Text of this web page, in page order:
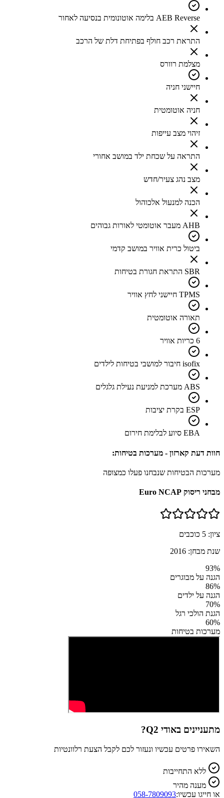
AEB Reverse בלימה אוטונומית בנסיעה לאחור
התראת רכב חולף בפתיחת דלת של הרכב
מצלמת רוורס
חיישני חניה
חניה אוטומטית
זיהוי מצב עייפות
התראה על שכחת ילד במושב אחורי
מצב נהג צעיר/חדש
הכנה למנעול אלכוהול
AHB מעבר אוטומטי לאורות גבוהים
ביטול כרית אוויר במושב קדמי
SBR התראת חגורת בטיחות
TPMS חיישני לחץ אוויר
תאורה אוטומטית
6 כריות אוויר
isofix חיבור למושבי בטיחות לילדים
ABS מערכת למניעת נעילת גלגלים
ESP בקרת יציבות
EBA סיוע לבלימת חירום
חוות דעת קארזון - מערכות בטיחות:
מערכות הבטיחות שנבחנו פעלו כמצופה
מבחני ריסוק Euro NCAP
ציון: 5 כוכבים
שנת מבחן: 2016
93%
הגנה על מבוגרים
86%
הגנה על ילדים
70%
הגנת הולכי רגל
60%
מערכות בטיחות
מתעניינים באודי Q2 ?
השאירו פרטים עכשיו ונעזור לכם לקבל הצעת רלוונטיות
ללא התחייבות
מענה מהיר
או חייגו עכשיו:058-7809093